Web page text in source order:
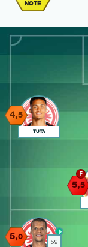
NOTE
4,5
TUTA
5,5
59.
5,0